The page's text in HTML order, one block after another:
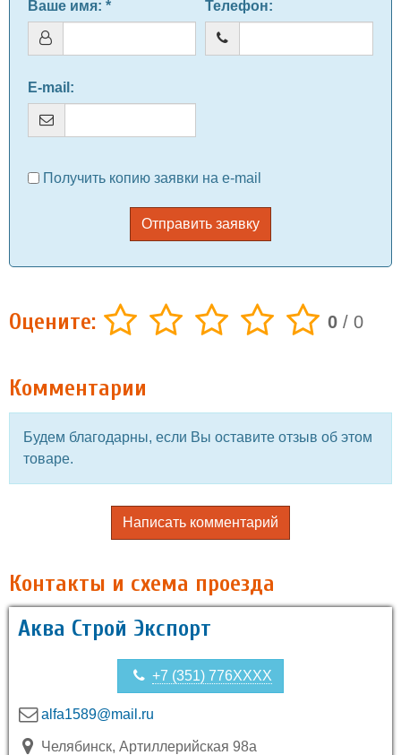
Ваше имя: * Телефон:
E-mail :
Получить копию заявки на e-mail
Отправить заявку
Оцените: 0 / 0
Комментарии
Будем благодарны, если Вы оставите отзыв об этом
товаре.
Написать комментарий
Контакты и схема проезда
Аква Строй Экспорт
+7 (351) 776XXXX
alfa1589@mail.ru
Челябинск, Артиллерийская 98а